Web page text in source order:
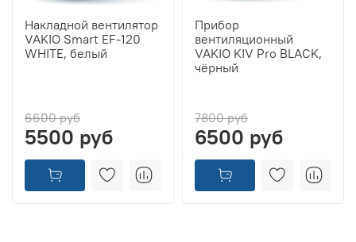
Накладной вентилятор
VAKIO Smart EF-120
WHITE, белый
6600 руб
5500 руб
Прибор
вентиляционный
VAKIO KIV Pro BLACK,
чёрный
7800 руб
6500 руб